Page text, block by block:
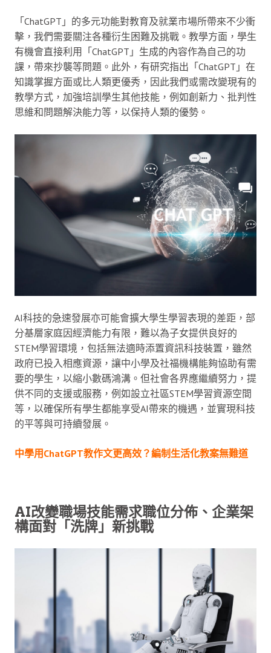
「ChatGPT」的多元功能對教育及就業市場所帶來不少衝
擊，我們需要關注各種衍生困難及挑戰。教學方面，學生
有機會直接利用「ChatGPT」生成的內容作為自己的功
課，帶來抄襲等問題。此外，有研究指出「ChatGPT」在
知識掌握方面或比人類更優秀，因此我們或需改變現有的
教學方式，加強培訓學生其他技能，例如創新力、批判性
思維和問題解決能力等，以保持人類的優勢。
AI科技的急速發展亦可能會擴大學生學習表現的差距，部
分基層家庭因經濟能力有限，難以為子女提供良好的
STEM學習環境，包括無法適時添置資訊科技裝置，雖然
政府已投入相應資源，讓中小學及社福機構能夠協助有需
要的學生，以縮小數碼鴻溝。但社會各界應繼續努力，提
供不同的支援或服務，例如設立社區STEM學習資源空間
等，以確保所有學生都能享受AI帶來的機遇，並實現科技
的平等與可持續發展。
中學用ChatGPT教作文更高效？編制生活化教案無難道
AI改變職場技能需求職位分佈、企業架
構面對「洗牌」新挑戰